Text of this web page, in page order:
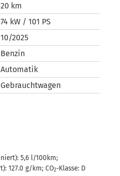
20 km
74 kW / 101 PS
10/2025
Benzin
Automatik
Gebrauchtwagen
5,6 l/100km;
127.0 g/km; CO2-Klasse: D